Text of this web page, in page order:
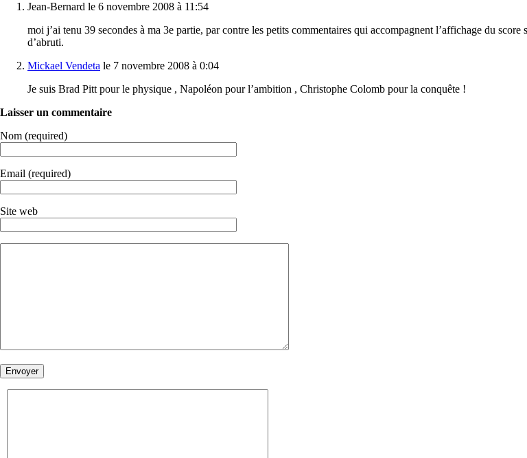
Jean-Bernard le 6 novembre 2008 à 11:54
moi j’ai tenu 39 secondes à ma 3e partie, par contre les petits commentaires qui accompagnent l’affichage du
d’abruti.
Mickael Vendeta le 7 novembre 2008 à 0:04
Je suis Brad Pitt pour le physique , Napoléon pour l’ambition , Christophe Colomb pour la conquête !
Laisser un commentaire
Nom (required)
Email (required)
Site web